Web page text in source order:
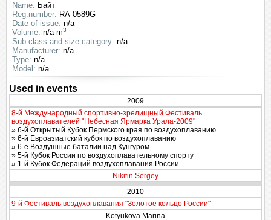
Name: Байт
Reg.number: RA-0589G
Date of issue: n/a
Volume: n/a m3
Sub-class and size category: n/a
Manufacturer: n/a
Type: n/a
Model: n/a
Used in events
2009
8-й Международный спортивно-зрелищный Фестиваль
воздухоплавателей "Небесная Ярмарка Урала-2009"
» 6-й Открытый Кубок Пермского края по воздухоплаванию
» 6-й Евроазиатский кубок по воздухоплаванию
» 6-е Воздушные баталии над Кунгуром
» 5-й Кубок России по воздухоплавательному спорту
» 1-й Кубок Федераций воздухоплавания России
Nikitin Sergey
2010
9-й Фестиваль воздухоплавания "Золотое кольцо России"
Kotyukova Marina